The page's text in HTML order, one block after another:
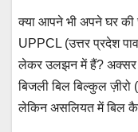
क्या आपने भी अपने घर
UPPCL (उत्तर प्रदेश
लेकर उलझन में हैं? अक्सर
बिजली बिल बिल्कुल ज़ीरो
लेकिन असलियत में बिल